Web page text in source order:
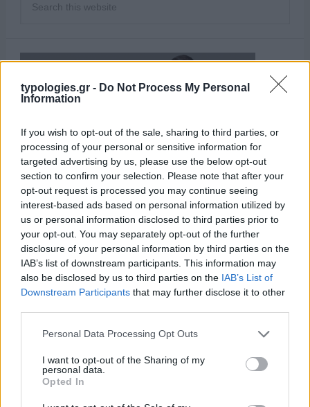
typologies.gr - Do Not Process My Personal
Information
If you wish to opt-out of the sale, sharing to third parties, or
processing of your personal or sensitive information for
targeted advertising by us, please use the below opt-out
section to confirm your selection. Please note that after your
opt-out request is processed you may continue seeing
interest-based ads based on personal information utilized by
us or personal information disclosed to third parties prior to
your opt-out. You may separately opt-out of the further
disclosure of your personal information by third parties on the
IAB’s list of downstream participants. This information may
also be disclosed by us to third parties on the IAB’s List of
Downstream Participants that may further disclose it to other
Please note that this website/app uses one or more Google
not limited to your visit or usage behaviour. You may click to
grant or deny consent to Google and its third-party tags to
use your data for below specified purposes in below Google
consent section.
Personal Data Processing Opt Outs
I want to opt-out of the Sharing of my
personal data.
Opted In
ΑΙΧΜΕΣ
ΑΙΧΜΕΣ: Και άλλες αποχωρήσεις και
Το Καλοκαίρι αυτό στα ΜΜΕ θυμίζει αίθουσα αφίξεων και
τους και άλλοι αλλάζουν πορεία, ενώ έχουν ξεκινήσει για
άλλου καταλήγουν σε άλλο σημείο. Η κινητικότητα είναι